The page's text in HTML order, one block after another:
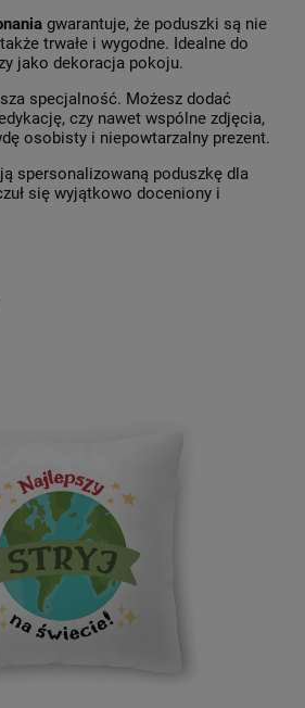
gwarantuje, że poduszki są nie
trwałe i wygodne. Idealne do
jako dekoracja pokoju.
specjalność. Możesz dodać
czy nawet wspólne zdjęcia,
osobisty i niepowtarzalny prezent.
spersonalizowaną poduszkę dla
się wyjątkowo doceniony i